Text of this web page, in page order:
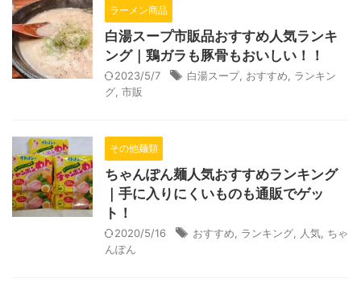
ラーメン商品
白湯スープ市販品おすすめ人気ランキ
ング｜鶏ガラも豚骨もおいしい！！
2023/5/7 白湯スープ, おすすめ
ランキン
グ 市販
その他麺類
ちゃんぽん麺人気おすすめランキング
｜手に入りにくいものも通販でゲッ
ト！
2020/5/16 おすすめ ランキング 人気 ちゃ
んぽん